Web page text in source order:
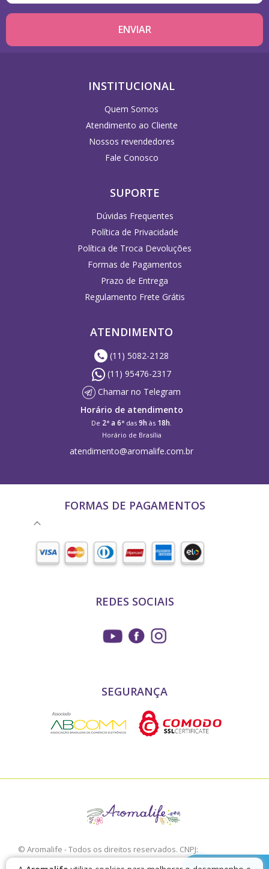
chamar no
INSTITUCIONAL
Quem Somos
Atendimento ao Cliente
Nossos revendedores
Fale Conosco
SUPORTE
Dúvidas Frequentes
Política de Privacidade
Política de Troca Devoluções
Formas de Pagamentos
Prazo de Entrega
Regulamento Frete Grátis
ATENDIMENTO
(11) 5082-2128
(11) 95476-2317
Chamar no Telegram
Horário de atendimento
De 2ª a 6ª das 9h às 18h
Horário de Brasília
atendimento@aromalife.com.br
FORMAS DE PAGAMENTOS
REDES SOCIAIS
SEGURANÇA
© Aromalife - Todos os direitos reservados. CNPJ:
03.772.376/0001-02